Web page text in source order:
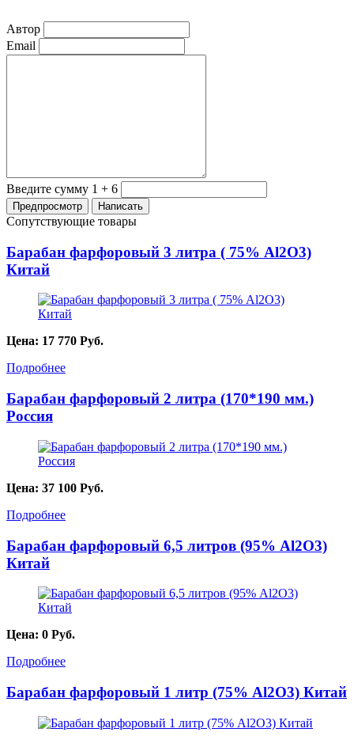
Автор
Email
Введите сумму 1 + 6
Сопутствующие товары
Барабан фарфоровый 3 литра ( 75% Al2O3)
Китай
Цена: 17 770 Руб.
Подробнее
Барабан фарфоровый 2 литра (170*190 мм.)
Россия
Цена: 37 100 Руб.
Подробнее
Барабан фарфоровый 6,5 литров (95% Al2O3)
Китай
Цена: 0 Руб.
Подробнее
Барабан фарфоровый 1 литр (75% Al2O3) Китай